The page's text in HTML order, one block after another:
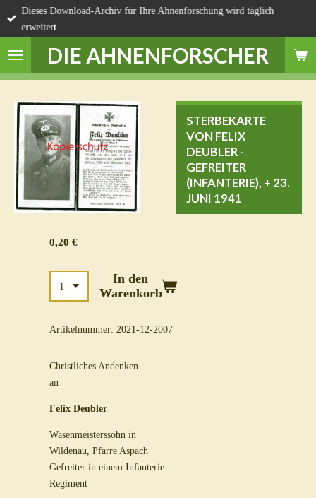
Zum
Hauptinhalt
springenDIE AHNENFORSCHER
Dieses Download-Archiv für Ihre Ahnenforschung wird täglich
erweitert.
STERBEKARTE
VON FELIX
DEUBLER -
GEFREITER
(INFANTERIE), + 23.
JUNI 1941
0,20 €
In den
Warenkorb
Artikelnummer: 2021-12-2007
Christliches Andenken
an
Felix Deubler
Wasenmeisterssohn in
Wildenau, Pfarre Aspach
Gefreiter in einem Infanterie-
Regiment